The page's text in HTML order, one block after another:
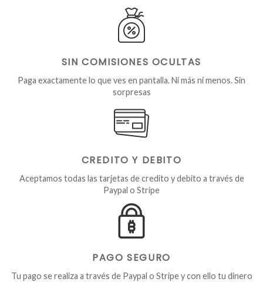
SIN COMISIONES OCULTAS
Paga exactamente lo que ves en pantalla. Ni más ni menos. Sin
sorpresas
CREDITO Y DEBITO
Aceptamos todas las tarjetas de credito y debito a través de
Paypal o Stripe
PAGO SEGURO
Tu pago se realiza a través de Paypal o Stripe y con ello tu dinero